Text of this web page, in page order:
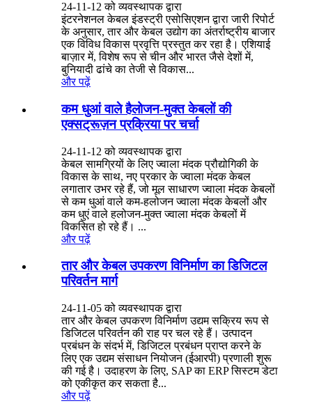
24-11-12 को व्यवस्थापक द्वारा
इंटरनेशनल केबल इंडस्ट्री एसोसिएशन द्वारा जारी रिपोर्ट
के अनुसार, तार और केबल उद्योग का अंतर्राष्ट्रीय बाजार
एक विविध विकास प्रवृत्ति प्रस्तुत कर रहा है। एशियाई
बाज़ार में, विशेष रूप से चीन और भारत जैसे देशों में,
बुनियादी ढांचे का तेजी से विकास...
और पढ़ें
कम धुआं वाले हैलोजन-मुक्त केबलों की
एक्सट्रूज़न प्रक्रिया पर चर्चा
24-11-12 को व्यवस्थापक द्वारा
केबल सामग्रियों के लिए ज्वाला मंदक प्रौद्योगिकी के
विकास के साथ, नए प्रकार के ज्वाला मंदक केबल
लगातार उभर रहे हैं, जो मूल साधारण ज्वाला मंदक केबलों
से कम धुआं वाले कम-हलोजन ज्वाला मंदक केबलों और
कम धुएं वाले हलोजन-मुक्त ज्वाला मंदक केबलों में
विकसित हो रहे हैं। ...
और पढ़ें
तार और केबल उपकरण विनिर्माण का डिजिटल
परिवर्तन मार्ग
24-11-05 को व्यवस्थापक द्वारा
तार और केबल उपकरण विनिर्माण उद्यम सक्रिय रूप से
डिजिटल परिवर्तन की राह पर चल रहे हैं। उत्पादन
प्रबंधन के संदर्भ में, डिजिटल प्रबंधन प्राप्त करने के
लिए एक उद्यम संसाधन नियोजन (ईआरपी) प्रणाली शुरू
की गई है। उदाहरण के लिए, SAP का ERP सिस्टम डेटा
को एकीकृत कर सकता है...
और पढ़ें